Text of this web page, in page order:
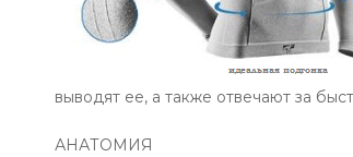
выводят ее, а также отвечают за
АНАТОМИЯ